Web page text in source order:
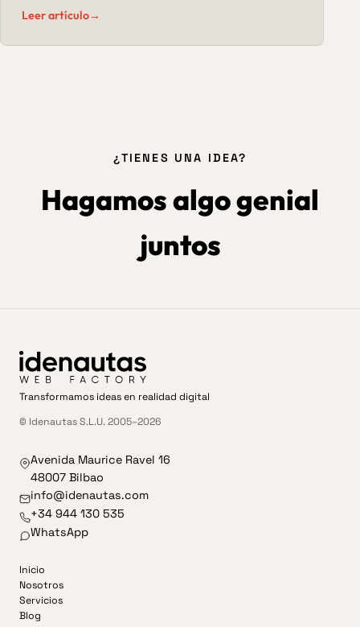
Leer artículo→
¿TIENES UNA IDEA?
Hagamos algo genial
juntos
Transformamos ideas en realidad digital
© Idenautas S.L.U. 2005–2026
Avenida Maurice Ravel 16
48007 Bilbao
info@idenautas.com
+34 944 130 535
WhatsApp
Inicio
Nosotros
Servicios
Blog